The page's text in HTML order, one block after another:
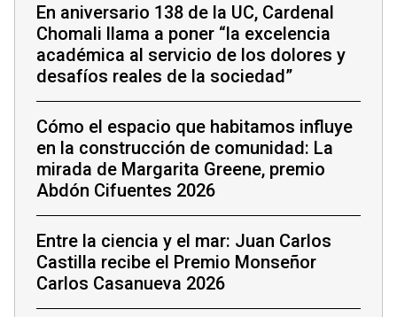
En aniversario 138 de la UC, Cardenal
Chomali llama a poner “la excelencia
académica al servicio de los dolores y
desafíos reales de la sociedad”
Cómo el espacio que habitamos influye
en la construcción de comunidad: La
mirada de Margarita Greene, premio
Abdón Cifuentes 2026
Entre la ciencia y el mar: Juan Carlos
Castilla recibe el Premio Monseñor
Carlos Casanueva 2026